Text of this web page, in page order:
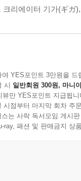
크리에이터 기가(ギ
YES포인트 3만원을 드
시 일반회원 300원, 마니
만 YES포인트 지급됩니
시점부터 마지막 회차 주
는 사락 독서모임 게시
ray, 패션 및 판매금지 상